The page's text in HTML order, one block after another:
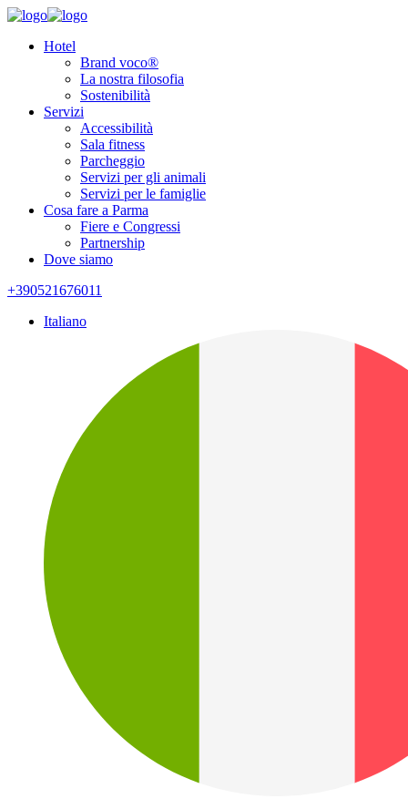
Hotel
Brand voco®
La nostra filosofia
Sostenibilità
Servizi
Accessibilità
Sala fitness
Parcheggio
Servizi per gli animali
Servizi per le famiglie
Cosa fare a Parma
Fiere e Congressi
Partnership
Dove siamo
+390521676011
Italiano